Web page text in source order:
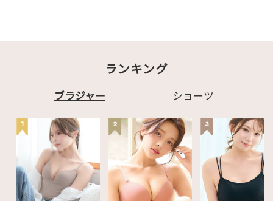
ランキング
ブラジャー ショーツ
1 2 3